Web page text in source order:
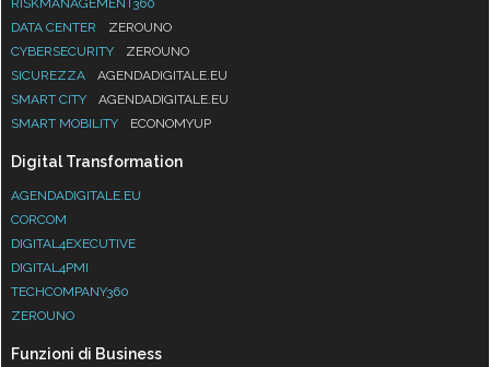
DATA CENTER
ZEROUNO
CYBERSECURITY
ZEROUNO
SICUREZZA
AGENDADIGITALE.EU
SMART CITY
AGENDADIGITALE.EU
SMART MOBILITY
ECONOMYUP
Digital Transformation
AGENDADIGITALE.EU
CORCOM
DIGITAL4EXECUTIVE
DIGITAL4PMI
TECHCOMPANY360
ZEROUNO
Funzioni di Business